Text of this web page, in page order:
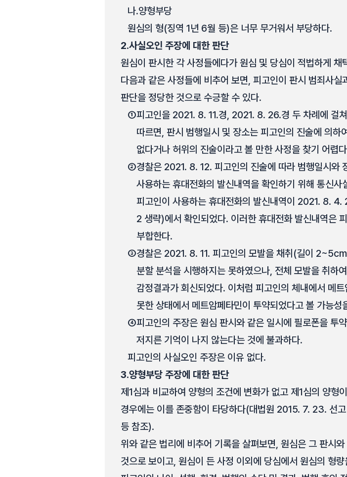
나.양형부당
원심의 형(징역 1년 6월 등)은 너무 무거워서 부당하다.
2.사실오인 주장에 대한 판단
원심이 판시한 각 사정들에다가 원심 및 당심이 적법하게
다음과 같은 사정들에 비추어 보면, 피고인이 판시 범죄사
판단을 정당한 것으로 수긍할 수 있다.
①피고인을 2021. 8. 11.경, 2021. 8. 26.경 두 차례에 걸
따르면, 판시 범행일시 및 장소는 피고인의 진술에 의하
없다거나 허위의 진술이라고 볼 만한 사정을 찾기 어렵
②경찰은 2021. 8. 12. 피고인의 진술에 따라 범행일시와
사용하는 휴대전화의 발신내역을 확인하기 위해 통신
피고인이 사용하는 휴대전화의 발신내역이 2021. 8.
2 생략)에서 확인되었다. 이러한 휴대전화 발신내역은
부합한다.
③경찰은 2021. 8. 11. 피고인의 모발을 채취(길이
분할 분석을 시행하지는 못하였으나, 전체 모발을 취하
감정결과가 회신되었다. 이처럼 피고인의 체내에서 메
못한 상태에서 메트암페타민이 투약되었다고 볼 가능성
④피고인의 주장은 원심 판시와 같은 일시에 필로폰을 투
저지른 기억이 나지 않는다는 것에 불과하다.
피고인의 사실오인 주장은 이유 없다.
3.양형부당 주장에 대한 판단
제1심과 비교하여 양형의 조건에 변화가 없고 제1심의 양형
경우에는 이를 존중함이 타당하다(대법원 2015. 7. 23. 선
등 참조).
위와 같은 법리에 비추어 기록을 살펴보면, 원심은 그 판시
것으로 보이고, 원심이 든 사정 이외에 당심에서 원심의 형